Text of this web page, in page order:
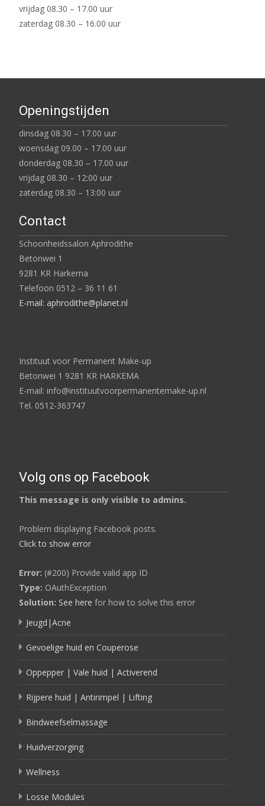
vrijdag 08.30 – 17.00 uur
zaterdag 08.30 – 16.00 uur
Openingstijden
dinsdag 08.30 – 17.00 uur
woensdag 09.00 – 17.00 uur
donderdag 08.30 – 17.00 uur
vrijdag 08.30 – 12:00 uur
zaterdag 08.30 – 13:00 uur
Contact
Schoonheidssalon Aphrodithe
Betonwei 1
9281 KR Harkema
Telefoon 0512 – 36 11 61
E-mail: aphrodithe@planet.nl
Instituut voor Permanent Make-up
Betonwei 1 9281 KR HARKEMA
E-mail: info@instituutvoorpermanentemake-up.nl
Tel. 0512-363747
Volg ons op Facebook
This message is only visible to admins.
Problem displaying Facebook posts.
Click to show error
Error: (#200) Provide valid app ID
Type: OAuthException
Solution: See here for how to solve this error
Jeugd|Acne
Gevoelige huid en Couperose
Oppepper | Vale huid | Activerend
Rijpere huid | Antirimpel | Lifting
Bindweefselmassage
Huidverzorging
Wellness
Losse Modules